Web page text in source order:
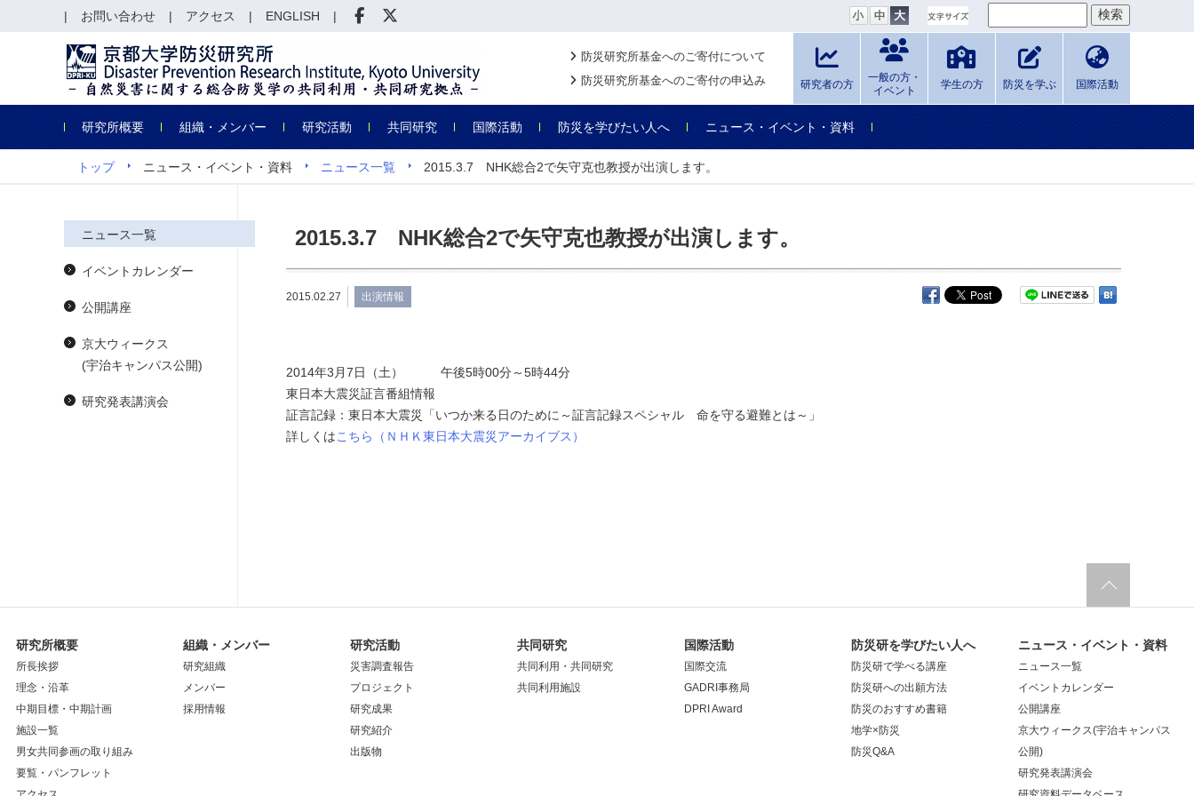
防災研究所基金へのご寄付について
防災研究所基金へのご寄付の申込み
研究者の方
一般の方・
イベント
学生の方 防災を学ぶ 国際活動
研究所概要 組織・メンバー 研究活動 共同研究 国際活動 防災を学びたい人へ ニュース・イベント・資料
お問い合わせ アクセス ENGLISH
トップ ニュース・イベント・資料 ニュース一覧 2015.3.7 NHK総合2で矢守克也教授が出演します。
2015.3.7 NHK総合2で矢守克也教授が出演します。
2015.02.27 出演情報
2014年3月7日（土） 午後5時00分～5時44分
東日本大震災証言番組情報
証言記録：東日本大震災「いつか来る日のために～証言記録スペシャル 命を守る避難とは～」
詳しくはこちら（ＮＨＫ東日本大震災アーカイブス）
ニュース一覧
イベントカレンダー
公開講座
京大ウィークス
(宇治キャンパス公開)
研究発表講演会
研究所概要
所長挨拶
理念・沿革
中期目標・中期計画
施設一覧
男女共同参画の取り組み
要覧・パンフレット
組織・メンバー
研究組織
メンバー
採用情報
研究活動
災害調査報告
プロジェクト
研究成果
研究紹介
出版物
共同研究
共同利用・共同研究
共同利用施設
国際活動
国際交流
GADRI事務局
DPRI Award
防災研を学びたい人へ
防災研で学べる講座
防災研への出願方法
防災のおすすめ書籍
地学×防災
防災Q&A
ニュース・イベント・資料
ニュース一覧
イベントカレンダー
公開講座
京大ウィークス(宇治キャンパス
公開)
研究発表講演会